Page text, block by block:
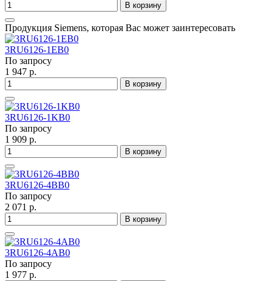
В корзину
Продукция Siemens, которая Вас может заинтересовать
3RU6126-1EB0
По запросу
1 947 р.
В корзину
3RU6126-1KB0
По запросу
1 909 р.
В корзину
3RU6126-4BB0
По запросу
2 071 р.
В корзину
3RU6126-4AB0
По запросу
1 977 р.